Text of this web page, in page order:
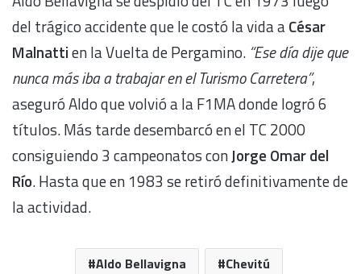
del trágico accidente que le costó la vida aCésar
Malnattien la Vuelta de Pergamino. “Ese día dije que
nunca más iba a trabajar en el Turismo Carretera”,
aseguró Aldo que volvió a la F1MA donde logró 6
títulos. Más tarde desembarcó en el TC 2000
consiguiendo 3 campeonatos conJorge Omar del
Río. Hasta que en 1983 se retiró definitivamente de
la actividad.
Aldo Bellavigna Chevitú